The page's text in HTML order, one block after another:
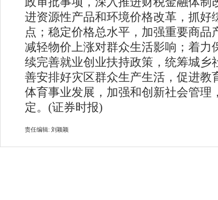
进资源性产品和环境价格改革，抓好
点；稳定价格总水平，加强重要商品
减轻物价上涨对群众生活影响；着力
续完善就业创业扶持政策，统筹城乡
善安排好灾区群众生产生活，促进教
体育事业发展，加强和创新社会管理
定。(证券时报)
责任编辑: 刘颖颖